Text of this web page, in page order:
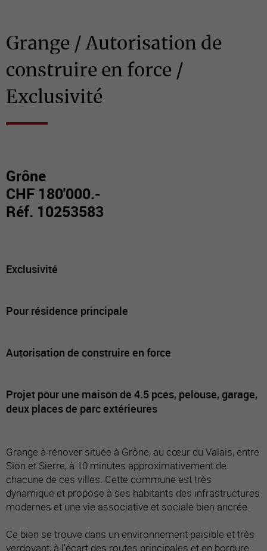
Grange / Autorisation de
construire en force /
Exclusivité
Grône
CHF 180'000.-
Réf. 10253583
Exclusivité
Pour résidence principale
Autorisation de construire en force
Projet pour une maison de 4.5 pces, pelouse, garage,
deux places de parc extérieures
Grange à rénover située à Grône, au cœur du Valais, entre
Sion et Sierre, à 10 minutes approximativement de
chacune de ces villes. Cette commune est très
dynamique et propose à ses habitants des infrastructures
modernes et une vie associative et sociale bien ancrée.
Ce bien se trouve dans un environnement paisible et très
verdoyant, à l’écart des routes principales et en bordure